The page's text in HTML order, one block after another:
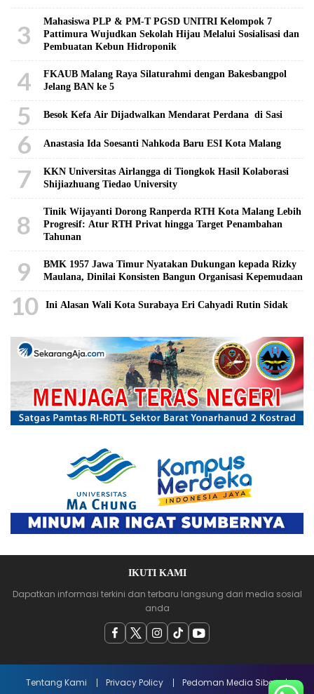
3
Mahasiswa PLP & PM-T PGSD UNITRI Kelompok 7
Pattimura Wujudkan Sekolah Hijau Melalui Sosialisasi dan
Pembuatan Kebun Hidroponik
4
FKAUB Malang Raya Silaturahmi dengan Bakesbangpol
Jelang BAN ke 5
5 Besok Kefa Air Dijadwalkan Mendarat Perdana di Sasi
6 Anastasia Ida Soesanti Nahkoda Baru ESI Kota Malang
7
KKN Universitas Airlangga di Tiongkok Hasil Kolaborasi ​
Shijiazhuang Tiedao University
8
Tinik Wijayanti Dorong Ranperda RTH Kota Malang Lebih
Progresif: Atur RTH Privat hingga Target Penambahan
Tahunan
9
BMK 1957 Jawa Timur Nyatakan Dukungan kepada Rizky
Maulana, Dinilai Konsisten Bangun Organisasi Kepemudaan
10 Ini Alasan Wali Kota Surabaya Eri Cahyadi Rutin Sidak
IKUTI KAMI
Dapatkan informasi terkini dan terbaru langsung dari media sosial
anda
Tentang Kami Privacy Policy
Pedoman Media Siber